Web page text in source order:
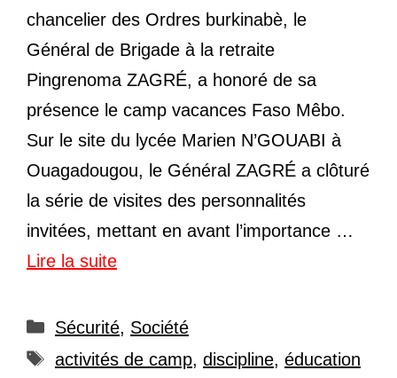
chancelier des Ordres burkinabè, le
Général de Brigade à la retraite
Pingrenoma ZAGRÉ, a honoré de sa
présence le camp vacances Faso Mêbo.
Sur le site du lycée Marien N’GOUABI à
Ouagadougou, le Général ZAGRÉ a clôturé
la série de visites des personnalités
invitées, mettant en avant l’importance …
Lire la suite
Catégories
Sécurité, Société
Étiquettes
activités de camp, discipline, éducation